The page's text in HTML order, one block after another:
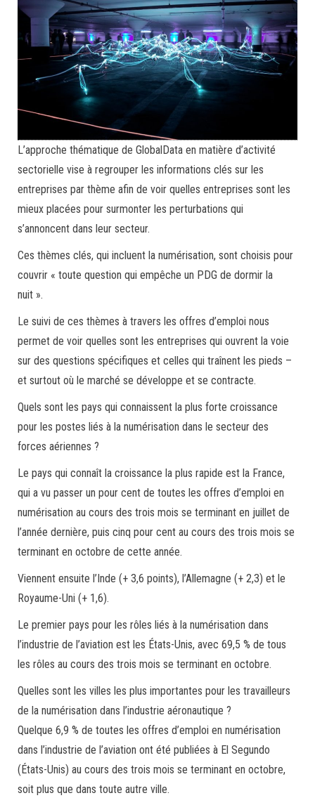
L’approche thématique de GlobalData en matière d’activité
sectorielle vise à regrouper les informations clés sur les
entreprises par thème afin de voir quelles entreprises sont les
mieux placées pour surmonter les perturbations qui
s’annoncent dans leur secteur.
Ces thèmes clés, qui incluent la numérisation, sont choisis pour
couvrir « toute question qui empêche un PDG de dormir la
nuit ».
Le suivi de ces thèmes à travers les offres d’emploi nous
permet de voir quelles sont les entreprises qui ouvrent la voie
sur des questions spécifiques et celles qui traînent les pieds –
et surtout où le marché se développe et se contracte.
Quels sont les pays qui connaissent la plus forte croissance
pour les postes liés à la numérisation dans le secteur des
forces aériennes ?
Le pays qui connaît la croissance la plus rapide est la France,
qui a vu passer un pour cent de toutes les offres d’emploi en
numérisation au cours des trois mois se terminant en juillet de
l’année dernière, puis cinq pour cent au cours des trois mois se
terminant en octobre de cette année.
Viennent ensuite l’Inde (+ 3,6 points), l’Allemagne (+ 2,3) et le
Royaume-Uni (+ 1,6).
Le premier pays pour les rôles liés à la numérisation dans
l’industrie de l’aviation est les États-Unis, avec 69,5 % de tous
les rôles au cours des trois mois se terminant en octobre.
Quelles sont les villes les plus importantes pour les travailleurs
de la numérisation dans l’industrie aéronautique ?
Quelque 6,9 % de toutes les offres d’emploi en numérisation
dans l’industrie de l’aviation ont été publiées à El Segundo
(États-Unis) au cours des trois mois se terminant en octobre,
soit plus que dans toute autre ville.